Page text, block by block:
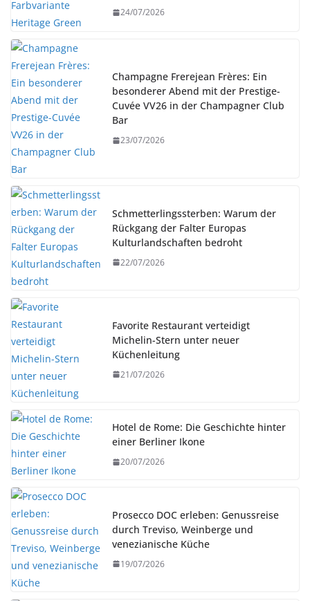
24/07/2026
Champagne Frerejean Frères: Ein
besonderer Abend mit der Prestige-
Cuvée VV26 in der Champagner Club
Bar
23/07/2026
Schmetterlingssterben: Warum der
Rückgang der Falter Europas
Kulturlandschaften bedroht
22/07/2026
Favorite Restaurant verteidigt
Michelin-Stern unter neuer
Küchenleitung
21/07/2026
Hotel de Rome: Die Geschichte hinter
einer Berliner Ikone
20/07/2026
Prosecco DOC erleben: Genussreise
durch Treviso, Weinberge und
venezianische Küche
19/07/2026